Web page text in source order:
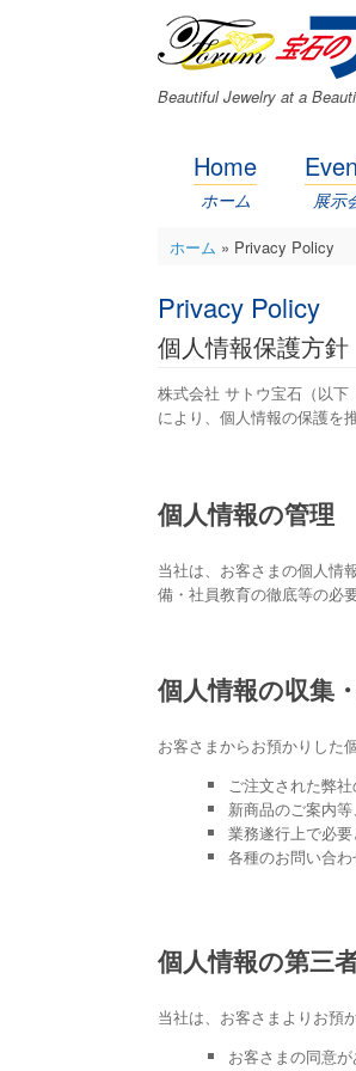
Beautiful Jewelry at a
Home
ホーム 展示
ホーム » Privacy Policy
Privacy Policy
個人情報保護方針
株式会社 サトウ宝石（以
により、個人情報の保護を
個人情報の管理
当社は、お客さまの個人情
備・社員教育の徹底等の必
個人情報の収集
お客さまからお預かりした
ご注文された弊
新商品のご案内
業務遂行上で必
各種のお問い合
個人情報の第三
当社は、お客さまよりお預
お客さまの同意